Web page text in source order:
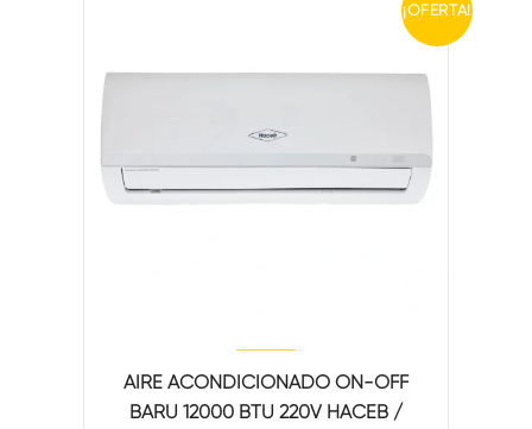
¡OFERTA!
AIRE ACONDICIONADO ON-OFF
BARU 12000 BTU 220V HACEB /